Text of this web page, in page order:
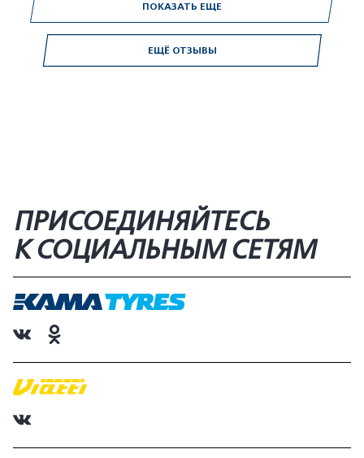
ЕЩЁ ОТЗЫВЫ
ПОКАЗАТЬ ЕЩЕ
ПРИСОЕДИНЯЙТЕСЬ
К СОЦИАЛЬНЫМ СЕТЯМ